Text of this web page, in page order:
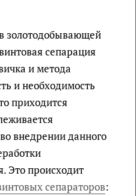
золотодобывающей
сепарация
и метода
и необходимость
приходится
внедрении данного
Это происходит
сепараторов: